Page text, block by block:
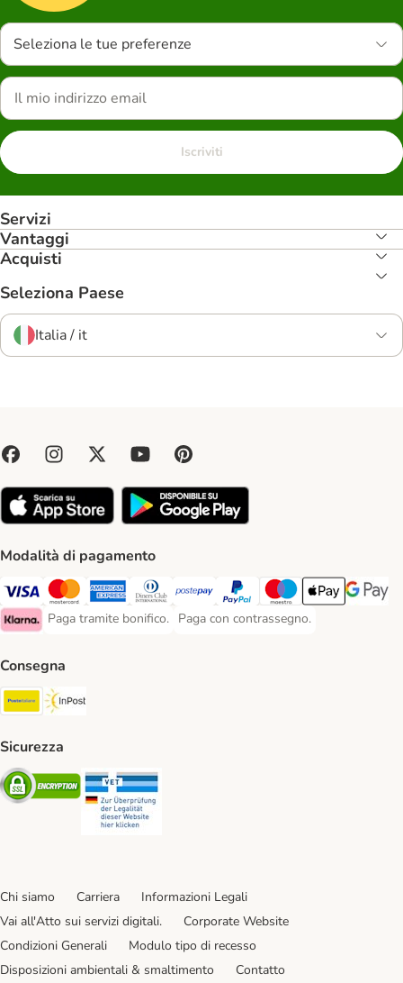
Seleziona le tue preferenze
Iscriviti
Servizi
Vantaggi
Acquisti
Seleziona Paese
Italia / it
Modalità di pagamento
Paga con Visa. Payment Method
Paga con Mastercard. Payment Method
Paga con American Express. Payment Method
Paga con Diners Club. Payment Method
Paga con Postepay. Payment Method
Paga con PayPal. Payment
Paga con Maestro.
Apple PayGoogle
Klarna Payment Method
Paga tramite bonifico.
Paga tramite bonifico. Payment Method
Paga con contrassegno.
Paga con contrassegno. Payment
Consegna
Poste Italiane. Shipping Method
Sicurezza
Security
Chi siamo Carriera
Informazioni Legali
Vai all'Atto sui servizi digitali.
Corporate Website
Condizioni Generali
Modulo tipo di recesso
Disposizioni ambientali & smaltimento
Contatto